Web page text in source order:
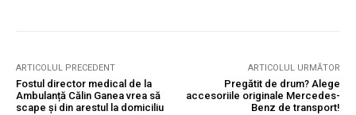
ARTICOLUL PRECEDENT
Fostul director medical de la
Ambulanță Călin Ganea vrea să
scape și din arestul la domiciliu
ARTICOLUL URMĂTOR
Pregătit de drum? Alege
accesoriile originale Mercedes-
Benz de transport!